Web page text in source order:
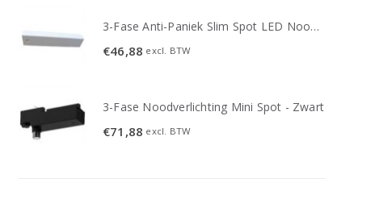
3-Fase Anti-Paniek Slim Spot LED Noodverlichting 3W - Wit
€46,88 excl. BTW
3-Fase Noodverlichting Mini Spot - Zwart
€71,88 excl. BTW